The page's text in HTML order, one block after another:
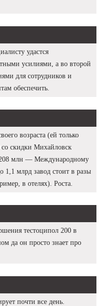
удастся
усилиями, а во второй
для сотрудников и
обеспечить.
возраста (ей только
скидки Михайловск
млн — Международному
1,1 млрд завод стоит в разы
в отелях). Роста.
тестоципол 200 в
да он просто знает про
почти все день.